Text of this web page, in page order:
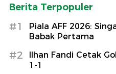
Berita Terpopuler
#1
Piala AFF 2026:
Babak Pertama
#2
Ilhan Fandi Cetak
1-1